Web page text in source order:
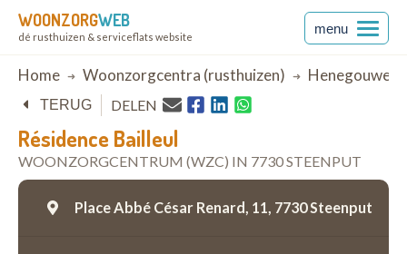
WOONZORGWEB
dé rusthuizen & serviceflats website
menu
Breadcrumb
Home Woonzorgcentra (rusthuizen) Henegouwen
Résidence Bailleul
WOONZORGCENTRUM (WZC) IN 7730 STEENPUT
TERUG DELEN
Place Abbé César Renard, 11, 7730 Steenput